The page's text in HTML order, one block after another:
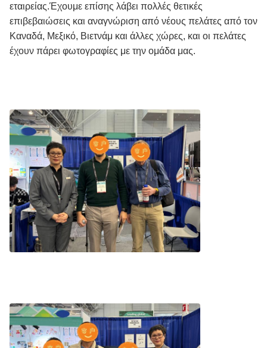
εταιρείας.Έχουμε επίσης λάβει πολλές θετικές
επιβεβαιώσεις και αναγνώριση από νέους πελάτες από τον
Καναδά, Μεξικό, Βιετνάμ και άλλες χώρες, και οι πελάτες
έχουν πάρει φωτογραφίες με την ομάδα μας.